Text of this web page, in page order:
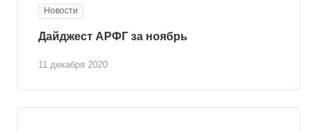
Новости
11 декабря 2020
Дайджест АРФГ за ноябрь